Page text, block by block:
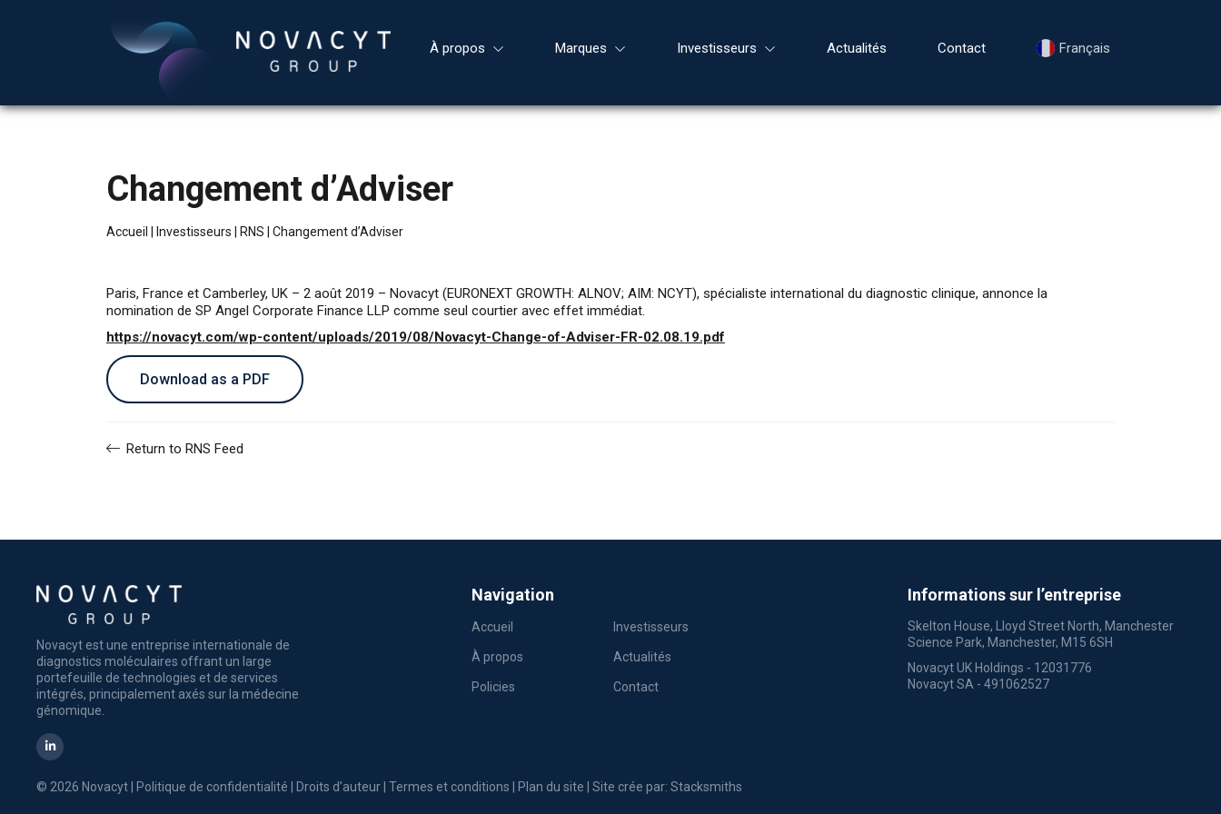
À propos Marques Investisseurs Actualités Contact Français
Changement d’Adviser
Accueil Investisseurs RNS Changement d’Adviser
Paris, France et Camberley, UK – 2 août 2019 – Novacyt (EURONEXT GROWTH: ALNOV; AIM: NCYT), spécialiste international du diagnostic clinique, annonce la
nomination de SP Angel Corporate Finance LLP comme seul courtier avec effet immédiat.
https://novacyt.com/wp-content/uploads/2019/08/Novacyt-Change-of-Adviser-FR-02.08.19.pdf
Download as a PDF
Return to RNS Feed
Novacyt est une entreprise internationale de
diagnostics moléculaires offrant un large
portefeuille de technologies et de services
intégrés, principalement axés sur la médecine
génomique.
Navigation
Accueil Investisseurs
À propos Actualités
Policies Contact
Informations sur l’entreprise
Skelton House, Lloyd Street North, Manchester
Science Park, Manchester, M15 6SH
Novacyt UK Holdings - 12031776
Novacyt SA - 491062527
© 2026 Novacyt | Politique de confidentialité Droits d’auteur Termes et conditions Plan du site | Site crée par: Stacksmiths